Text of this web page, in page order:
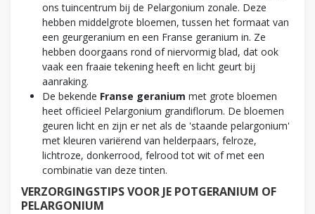
ons tuincentrum bij de Pelargonium zonale. Deze
hebben middelgrote bloemen, tussen het formaat van
een geurgeranium en een Franse geranium in. Ze
hebben doorgaans rond of niervormig blad, dat ook
vaak een fraaie tekening heeft en licht geurt bij
aanraking.
De bekende Franse geranium met grote bloemen
heet officieel Pelargonium grandiflorum. De bloemen
geuren licht en zijn er net als de 'staande pelargonium'
met kleuren variërend van helderpaars, felroze,
lichtroze, donkerrood, felrood tot wit of met een
combinatie van deze tinten.
VERZORGINGSTIPS VOOR JE POTGERANIUM OF
PELARGONIUM